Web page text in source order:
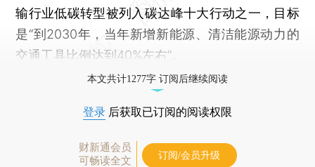
输行业低碳转型被列入碳达峰十大行动之一，目标
是“到2030年，当年新增新能源、清洁能源动力的
交通工具比例达到40%左右”。
本文共计1277字 订阅后继续阅读
登录 后获取已订阅的阅读权限
财新通会员
可畅读全文
订阅/会员升级